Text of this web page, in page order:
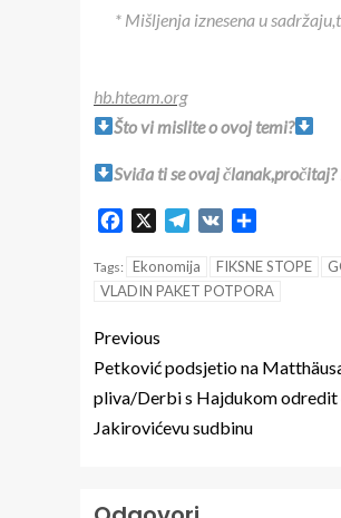
* Mišljenja iznesena u
hb.hteam.org
Što vi mislite o ovoj temi?
Sviđa ti se ovaj članak,pročitaj?
Facebook Telegram
VK
Tags: Ekonomija FIKSNE STOPE
VLADIN PAKET POTPORA
Previous
Petković podsjetio na
pliva/Derbi s Hajdukom odredit
Jakirovićevu sudbinu